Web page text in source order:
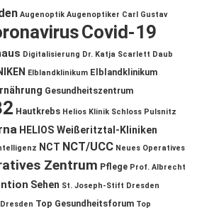
Augenoptik Augenoptiker Carl Gustav
Covid-19
Digitalisierung Dr. Katja Scarlett Daub
Elblandklinikum Elblandklinikum
Gesundheitszentrum
Hautkrebs Helios Klinik Schloss Pulsnitz
HELIOS Weißeritztal-Kliniken
NCT NCT/UCC Neues Operatives
Zentrum Pflege Prof. Albrecht
Sehen St. Joseph-Stift Dresden
Top Gesundheitsforum Top